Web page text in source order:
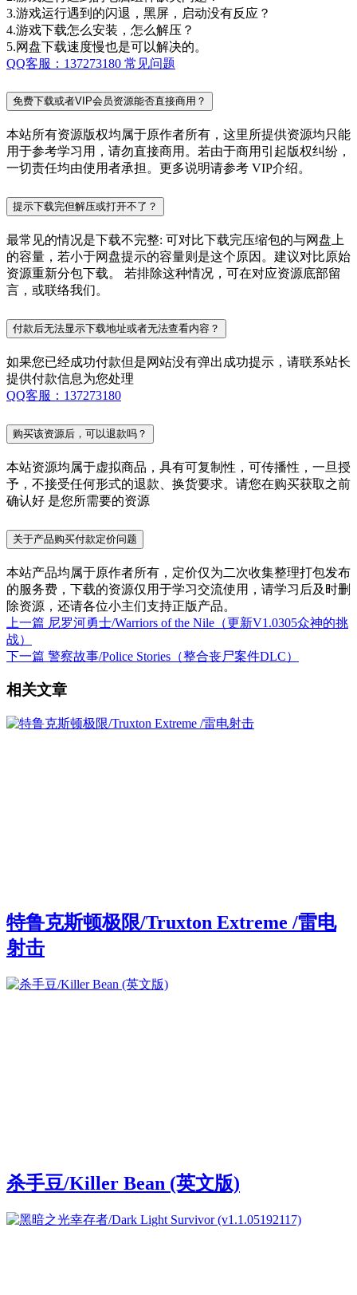
3.游戏运行遇到的闪退，黑屏，启动没有反应？
4.游戏下载怎么安装，怎么解压？
5.网盘下载速度慢也是可以解决的。
QQ客服：137273180 常见问题
免费下载或者VIP会员资源能否直接商用？
本站所有资源版权均属于原作者所有，这里所提供资源均只能
用于参考学习用，请勿直接商用。若由于商用引起版权纠纷，
一切责任均由使用者承担。更多说明请参考 VIP介绍。
提示下载完但解压或打开不了？
最常见的情况是下载不完整: 可对比下载完压缩包的与网盘上
的容量，若小于网盘提示的容量则是这个原因。建议对比原始
资源重新分包下载。 若排除这种情况，可在对应资源底部留
言，或联络我们。
付款后无法显示下载地址或者无法查看内容？
如果您已经成功付款但是网站没有弹出成功提示，请联系站长
提供付款信息为您处理
QQ客服：137273180
购买该资源后，可以退款吗？
本站资源均属于虚拟商品，具有可复制性，可传播性，一旦授
予，不接受任何形式的退款、换货要求。请您在购买获取之前
确认好 是您所需要的资源
关于产品购买付款定价问题
本站产品均属于原作者所有，定价仅为二次收集整理打包发布
的服务费，下载的资源仅用于学习交流使用，请学习后及时删
除资源，还请各位小主们支持正版产品。
上一篇 尼罗河勇士/Warriors of the Nile（更新V1.0305众神的挑
战）
下一篇 警察故事/Police Stories（整合丧尸案件DLC）
相关文章
特鲁克斯顿极限/Truxton Extreme /雷电
射击
杀手豆/Killer Bean (英文版)